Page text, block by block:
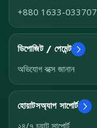
+880 1633-033707
ডিপোজিট / পেমেন্ট
অভিযোগ বক্সে জানান
হোয়াটসঅ্যাপ সাপোর্ট
২৪/৭ চ্যাট সাপোর্ট